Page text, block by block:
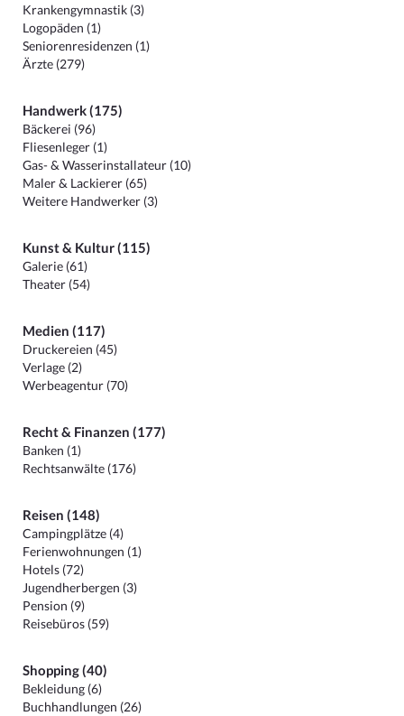
Krankengymnastik (3)
Logopäden (1)
Seniorenresidenzen (1)
Ärzte (279)
Handwerk (175)
Bäckerei (96)
Fliesenleger (1)
Gas- & Wasserinstallateur (10)
Maler & Lackierer (65)
Weitere Handwerker (3)
Kunst & Kultur (115)
Galerie (61)
Theater (54)
Medien (117)
Druckereien (45)
Verlage (2)
Werbeagentur (70)
Recht & Finanzen (177)
Banken (1)
Rechtsanwälte (176)
Reisen (148)
Campingplätze (4)
Ferienwohnungen (1)
Hotels (72)
Jugendherbergen (3)
Pension (9)
Reisebüros (59)
Shopping (40)
Bekleidung (6)
Buchhandlungen (26)